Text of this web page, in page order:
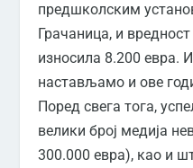
предшколским
Грачаница, и вредност
износила 8.200 евра.
настављамо и ове
Поред свега тога,
велики број медија
300.000 евра), као и